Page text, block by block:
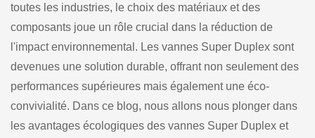
toutes les industries, le choix des matériaux et des
composants joue un rôle crucial dans la réduction de
l'impact environnemental. Les vannes Super Duplex sont
devenues une solution durable, offrant non seulement des
performances supérieures mais également une éco-
convivialité. Dans ce blog, nous allons nous plonger dans
les avantages écologiques des vannes Super Duplex et